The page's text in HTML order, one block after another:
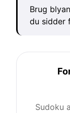
Brug
du sidder
Sudoku